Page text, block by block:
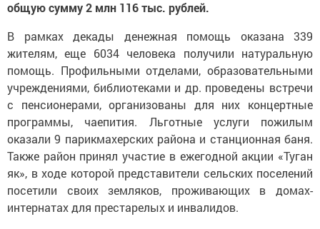
общую сумму 2 млн 116 тыс. рублей.
В рамках декады денежная помощь оказана 339
жителям, еще 6034 человека получили натуральную
помощь. Профильными отделами, образовательными
учреждениями, библиотеками и др. проведены встречи
с пенсионерами, организованы для них концертные
программы, чаепития. Льготные услуги пожилым
оказали 9 парикмахерских района и станционная баня.
Также район принял участие в ежегодной акции «Туган
як», в ходе которой представители сельских поселений
посетили своих земляков, проживающих в домах-
интернатах для престарелых и инвалидов.